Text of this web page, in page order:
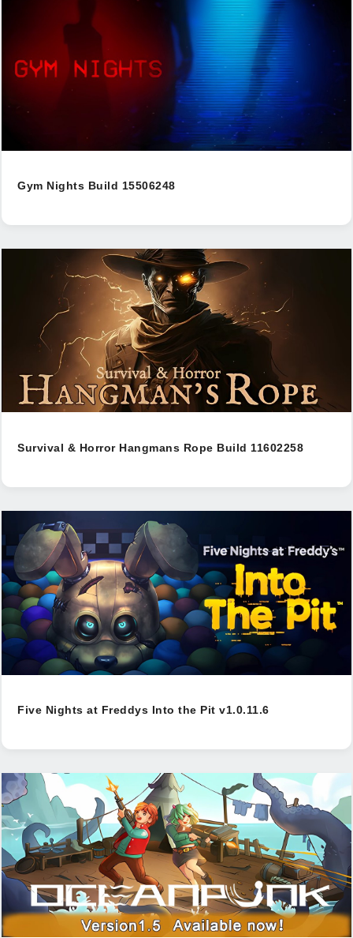
Gym Nights Build 15506248
Survival & Horror Hangmans Rope Build 11602258
Five Nights at Freddys Into the Pit v1.0.11.6